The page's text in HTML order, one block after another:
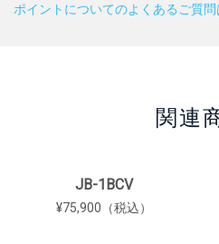
ポイントについてのよくあるご質問
関連
JB-1BCV
¥75,900（税込）